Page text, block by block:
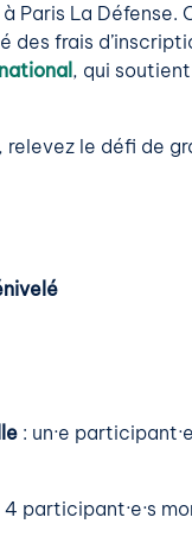
à Paris La
des frais
, qui
, relevez le défi de
: un·e
4 participant·e·s